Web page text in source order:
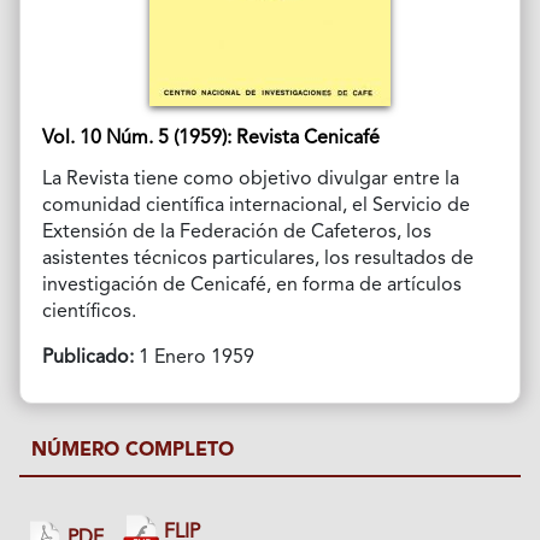
Vol. 10 Núm. 5 (1959): Revista Cenicafé
La Revista tiene como objetivo divulgar entre la
comunidad científica internacional, el Servicio de
Extensión de la Federación de Cafeteros, los
asistentes técnicos particulares, los resultados de
investigación de Cenicafé, en forma de artículos
científicos.
Publicado:1 Enero 1959
NÚMERO COMPLETO
FLIP